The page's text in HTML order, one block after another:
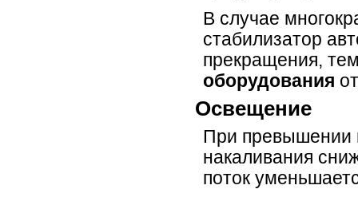
В случае
стабилизатор
прекращения,
оборудования
Освещение
При превышении
накаливания
поток